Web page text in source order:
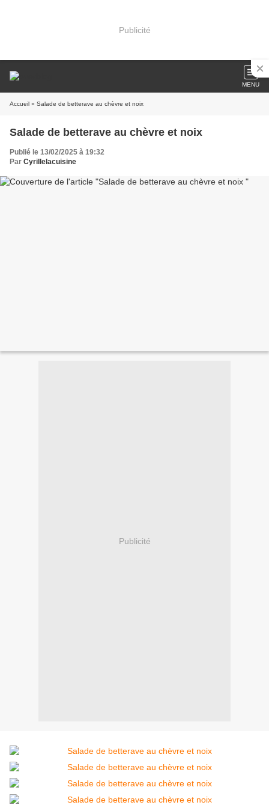
Publicité
MENU
Accueil » Salade de betterave au chèvre et noix
Salade de betterave au chèvre et noix
Publié le 13/02/2025 à 19:32
Par Cyrillelacuisine
Publicité